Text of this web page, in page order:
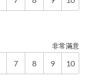
非常滿意
7 8 9 10